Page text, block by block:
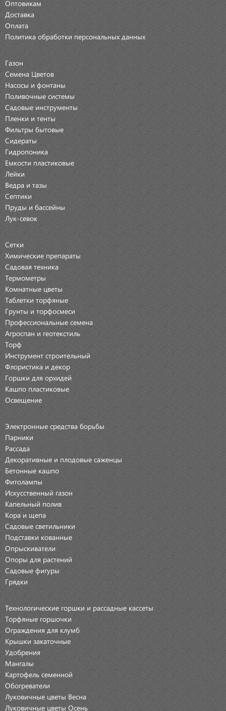
Оптовикам
Доставка
Оплата
Политика обработки персональных данных
Газон
Семена Цветов
Насосы и фонтаны
Поливочные системы
Садовые инструменты
Пленки и тенты
Фильтры бытовые
Сидераты
Гидропоника
Емкости пластиковые
Лейки
Ведра и тазы
Септики
Пруды и бассейны
Лук-севок
Сетки
Химические препараты
Садовая техника
Термометры
Комнатные цветы
Таблетки торфяные
Грунты и торфосмеси
Профессиональные семена
Агроспан и геотекстиль
Торф
Инструмент строительный
Флористика и декор
Горшки для орхидей
Кашпо пластиковые
Освещение
Электронные средства борьбы
Парники
Рассада
Декоративные и плодовые саженцы
Бетонные кашпо
Фитолампы
Искусственный газон
Капельный полив
Кора и щепа
Садовые светильники
Подставки кованные
Опрыскиватели
Опоры для растений
Садовые фигуры
Грядки
Технологические горшки и рассадные кассеты
Торфяные горшочки
Ограждения для клумб
Крышки закаточные
Удобрения
Мангалы
Картофель семенной
Обогреватели
Луковичные цветы Весна
Луковичные цветы Осень